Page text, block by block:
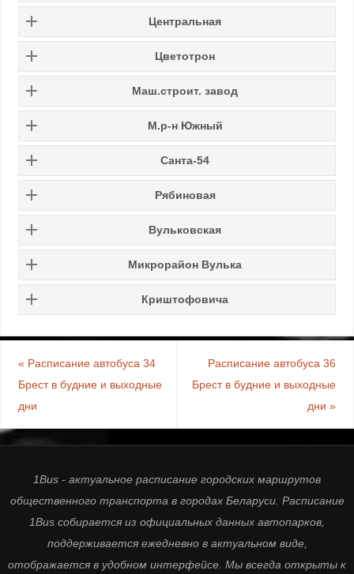
Центральная
Цветотрон
Маш.строит. завод
М.р-н Южный
Санта-54
Рябиновая
Вульковская
Микрорайон Вулька
Криштофовича
« Расписание автобуса 34
Брест в будние и выходные
дни
Расписание автобуса 36
Брест в будние и выходные
дни»
1Bus - актуальное расписание городских маршрутов
общественного транспорта в городах Беларуси. Расписание
1Bus собирается из официальных данных автопарков,
поддерживается ежедневно в актуальном виде,
отображается в удобном интерфейсе. Мы всегда открыты к